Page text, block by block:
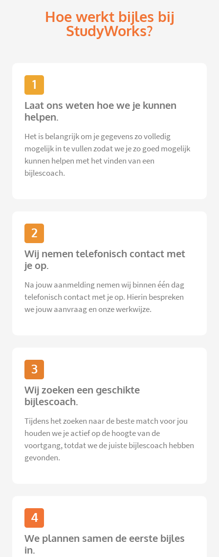
Hoe werkt bijles bij
StudyWorks?
1
Laat ons weten hoe we je kunnen
helpen.
Het is belangrijk om je gegevens zo volledig
mogelijk in te vullen zodat we je zo goed mogelijk
kunnen helpen met het vinden van een
bijlescoach.
2
Wij nemen telefonisch contact met
je op.
Na jouw aanmelding nemen wij binnen één dag
telefonisch contact met je op. Hierin bespreken
we jouw aanvraag en onze werkwijze.
3
Wij zoeken een geschikte
bijlescoach.
Tijdens het zoeken naar de beste match voor jou
houden we je actief op de hoogte van de
voortgang, totdat we de juiste bijlescoach hebben
gevonden.
4
We plannen samen de eerste bijles
in.